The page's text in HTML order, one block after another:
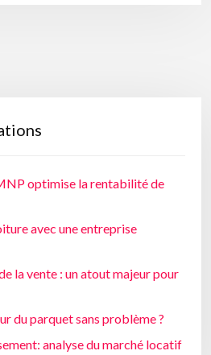
optimise la rentabilité de
avec une entreprise
la vente : un atout majeur pour
du parquet sans problème ?
analyse du marché locatif